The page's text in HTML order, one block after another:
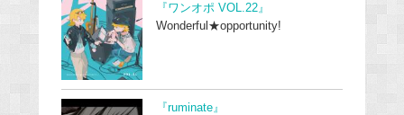
『ワンオポ VOL.22』
Wonderful★opportunity!
『ruminate』